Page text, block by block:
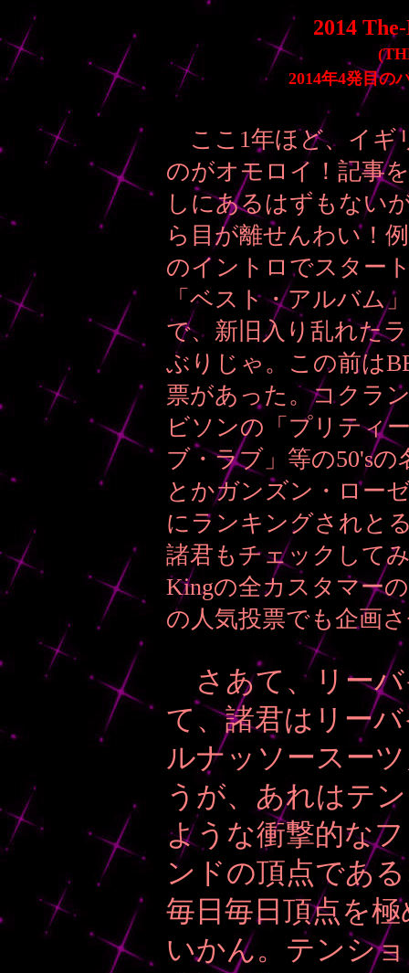
2014
2014年4発目の
ここ1年ほど、イギ
のがオモロイ！記事
しにあるはずもない
ら目が離せんわい！
のイントロでスター
「ベスト・アルバム
で、新旧入り乱れた
ぶりじゃ。この前は
票があった。コクラ
ビソンの「プリティ
ブ・ラブ」等の50's
とかガンズン・ロー
にランキングされと
諸君もチェックして
Kingの全カスタマー
の人気投票でも企画
さあて、リーバ
て、諸君はリー
ルナッソースー
うが、あれはテ
ような衝撃的な
ンドの頂点であ
毎日毎日頂点を
いかん。テンシ